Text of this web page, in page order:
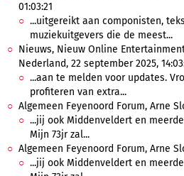
01:03:21
...uitgereikt aan componisten,
muziekuitgevers die de meest...
Nieuws, Nieuw Online
Nederland, 22 september 2025,
...aan te melden voor updates.
profiteren van extra...
Algemeen Feyenoord Forum, Arne
...jij ook Middenveldert en
Mijn 73jr zal...
Algemeen Feyenoord Forum, Arne
...jij ook Middenveldert en